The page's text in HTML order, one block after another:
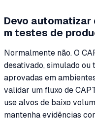
Devo automatizar
m testes de
Normalmente não. O
desativado, simulado
aprovadas em
validar um fluxo de
use alvos de baixo
mantenha evidências